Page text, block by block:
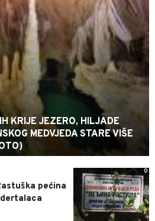
KRIJE JEZERO, HILJADE
MEDVJEDA STARE VIŠE
0
pećina